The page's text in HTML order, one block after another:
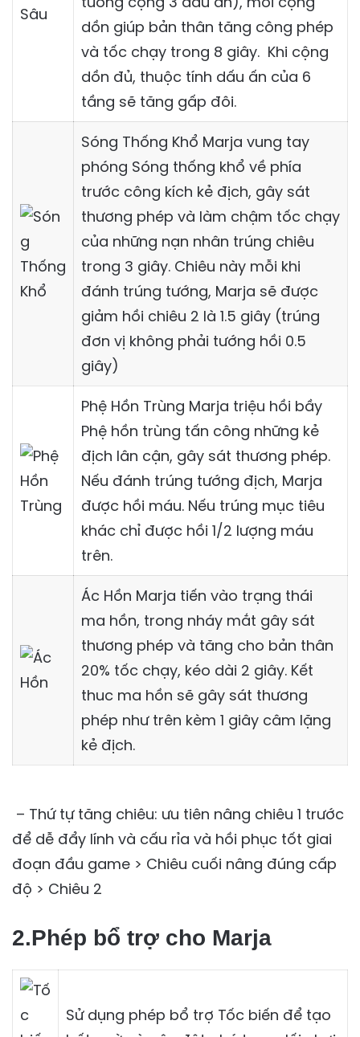
dồn giúp bản thân tăng công phép
và tốc chạy trong 8 giây. Khi cộng
dồn đủ, thuộc tính dấu ấn của 6
tầng sẽ tăng gấp đôi.
Sóng Thống Khổ Marja vung tay
phóng Sóng thống khổ về phía
trước công kích kẻ địch, gây sát
thương phép và làm chậm tốc chạy
của những nạn nhân trúng chiêu
trong 3 giây. Chiêu này mỗi khi
đánh trúng tướng, Marja sẽ được
giảm hồi chiêu 2 là 1.5 giây (trúng
đơn vị không phải tướng hồi 0.5
giây)
Phệ Hồn Trùng Marja triệu hồi bầy
Phệ hồn trùng tấn công những kẻ
địch lân cận, gây sát thương phép.
Nếu đánh trúng tướng địch, Marja
được hồi máu. Nếu trúng mục tiêu
khác chỉ được hồi 1/2 lượng máu
trên.
Ác Hồn Marja tiến vào trạng thái
ma hồn, trong nháy mắt gây sát
thương phép và tăng cho bản thân
20% tốc chạy, kéo dài 2 giây. Kết
thuc ma hồn sẽ gây sát thương
phép như trên kèm 1 giây câm lặng
kẻ địch.
– Thứ tự tăng chiêu: ưu tiên nâng chiêu 1 trước
để dễ đẩy lính và cấu rỉa và hồi phục tốt giai
đoạn đầu game > Chiêu cuối nâng đúng cấp
độ > Chiêu 2
2.Phép bổ trợ cho Marja
Sử dụng phép bổ trợ Tốc biến để tạo